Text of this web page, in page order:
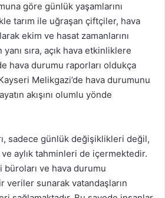
göre günlük yaşamlarını
tarım ile uğraşan çiftçiler, hava
ekim ve hasat zamanlarını
sıra, açık hava etkinliklere
hava durumu raporları oldukça
Melikgazi’de hava durumunu
akışını olumlu yönde
sadece günlük değişiklikleri değil,
ve aylık tahminleri de içermektedir.
ve hava durumu
veriler sunarak vatandaşların